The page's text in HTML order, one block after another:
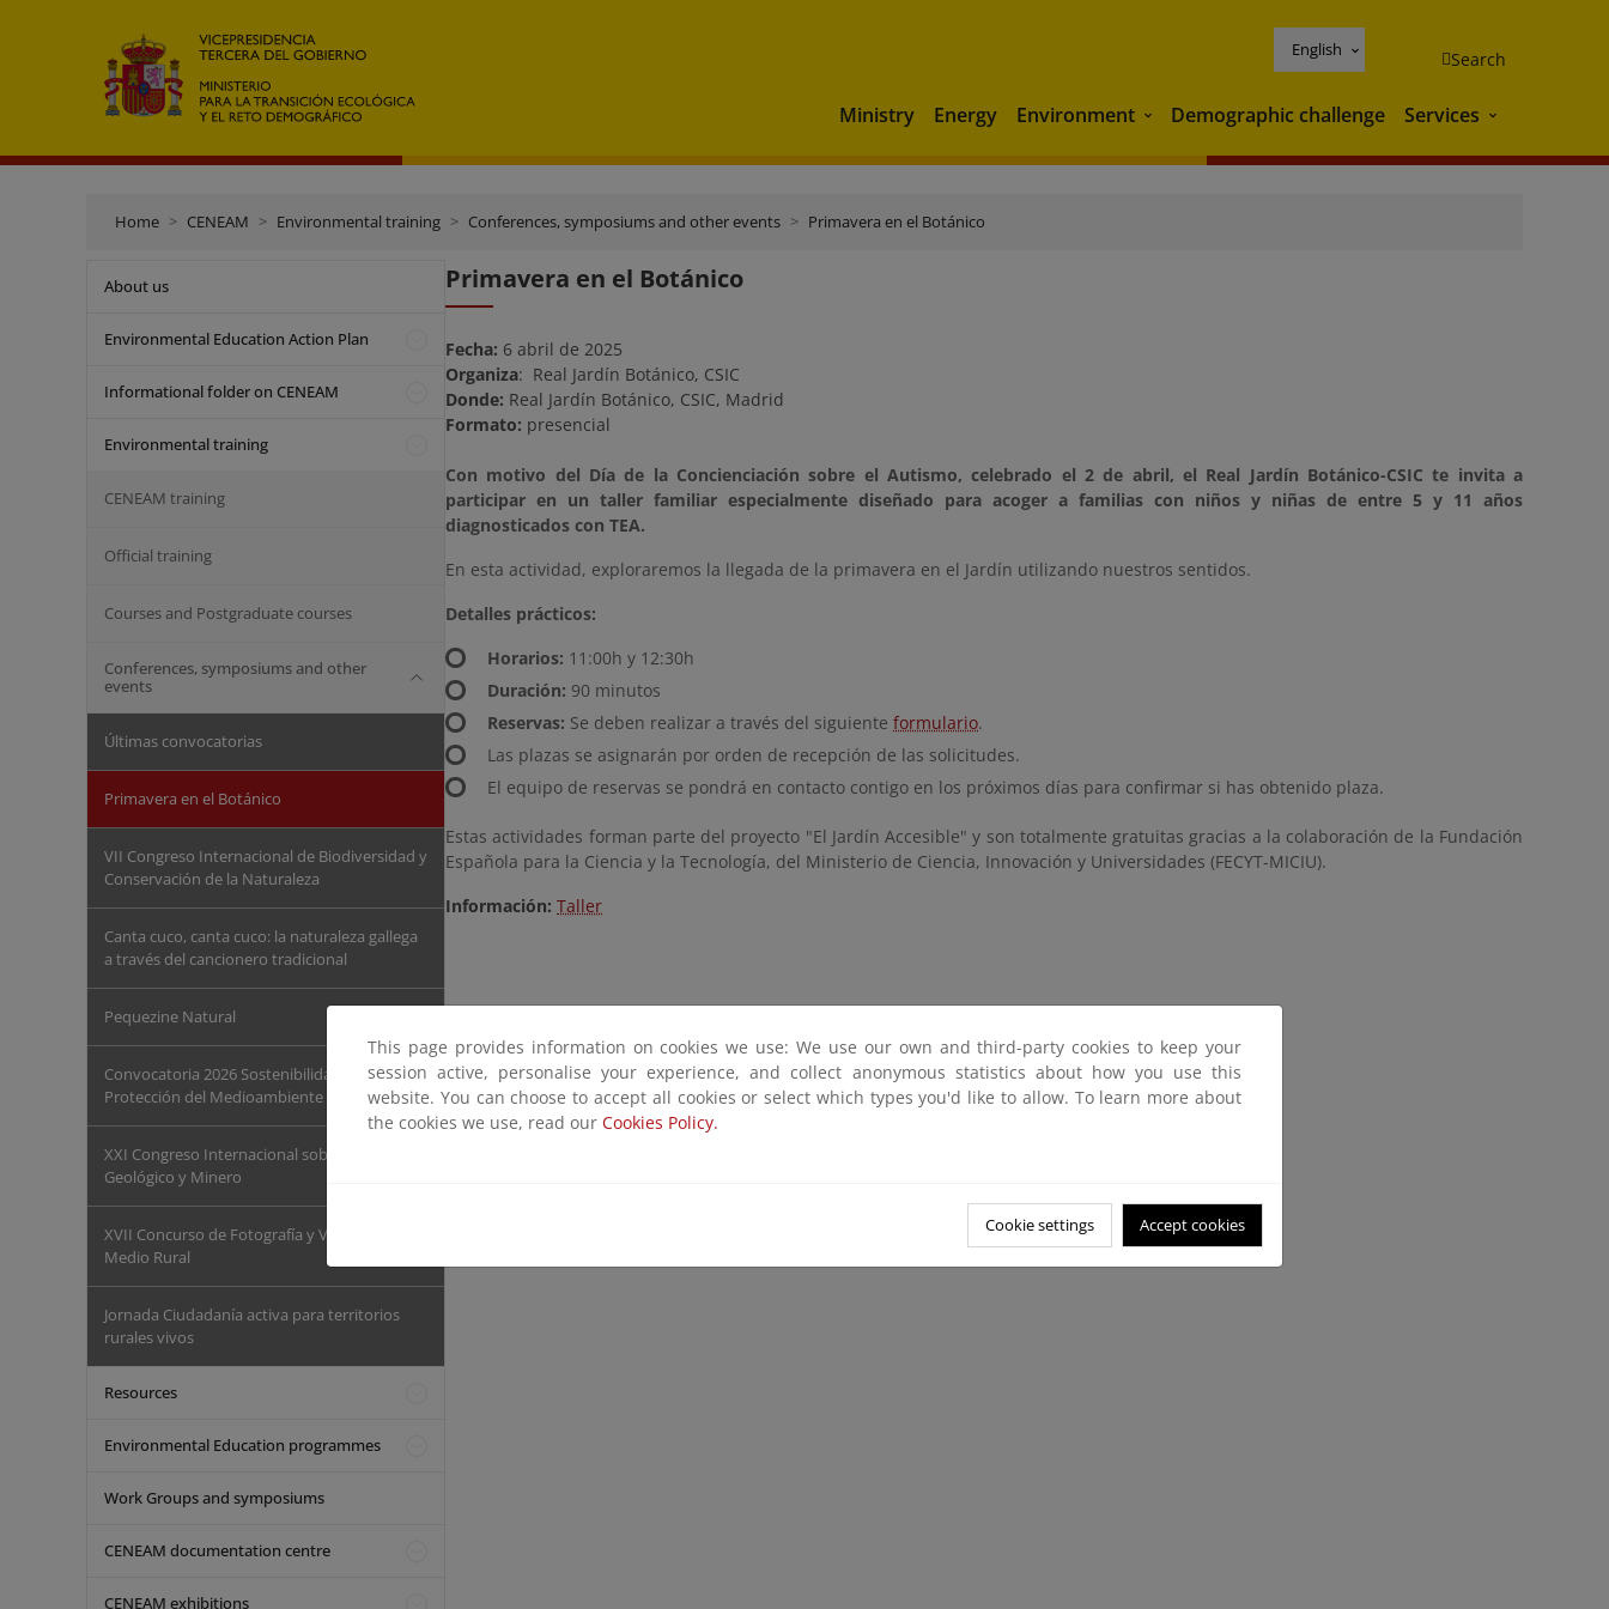
English Search
Ministry Energy Environment Environment
Demographic challenge Services Services
Home CENEAM Environmental training Conferences, symposiums and other events Primavera en el Botánico
About us
Environmental Education Action Plan
Informational folder on CENEAM
Environmental training
CENEAM training
Official training
Courses and Postgraduate courses
Conferences, symposiums and other
events
Últimas convocatorias
Primavera en el Botánico
VII Congreso Internacional de Biodiversidad y
Conservación de la Naturaleza
Canta cuco, canta cuco: la naturaleza gallega
a través del cancionero tradicional
Pequezine Natural
Convocatoria 2026 Sostenibilidad y
Protección del Medioambiente
XXI Congreso Internacional sobre Patrimonio
Geológico y Minero
XVII Concurso de Fotografía y Vídeo del
Medio Rural
Jornada Ciudadanía activa para territorios
rurales vivos
Resources
Environmental Education programmes
Work Groups and symposiums
CENEAM documentation centre
CENEAM exhibitions
Primavera en el Botánico
Fecha: 6 abril de 2025
Organiza: Real Jardín Botánico, CSIC
Donde: Real Jardín Botánico, CSIC, Madrid
Formato: presencial
Con motivo del Día de la Concienciación sobre el Autismo, celebrado el 2 de abril, el Real Jardín Botánico-CSIC te invita a
participar en un taller familiar especialmente diseñado para acoger a familias con niños y niñas de entre 5 y 11 años
diagnosticados con TEA.
En esta actividad, exploraremos la llegada de la primavera en el Jardín utilizando nuestros sentidos.
Detalles prácticos:
Horarios: 11:00h y 12:30h
Duración: 90 minutos
Reservas: Se deben realizar a través del siguiente formulario.
Las plazas se asignarán por orden de recepción de las solicitudes.
El equipo de reservas se pondrá en contacto contigo en los próximos días para confirmar si has obtenido plaza.
Estas actividades forman parte del proyecto "El Jardín Accesible" y son totalmente gratuitas gracias a la colaboración de la Fundación
Española para la Ciencia y la Tecnología, del Ministerio de Ciencia, Innovación y Universidades (FECYT-MICIU).
Información: Taller
This page provides information on cookies we use: We use our own and third-party cookies to keep your
session active, personalise your experience, and collect anonymous statistics about how you use this
website. You can choose to accept all cookies or select which types you'd like to allow. To learn more about
the cookies we use, read our Cookies Policy.
Cookie settings Accept cookies